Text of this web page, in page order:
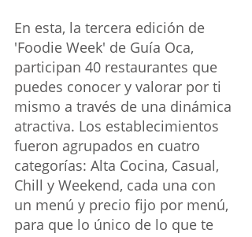
En esta, la tercera edición de
'Foodie Week' de Guía Oca,
participan 40 restaurantes que
puedes conocer y valorar por ti
mismo a través de una dinámica
atractiva. Los establecimientos
fueron agrupados en cuatro
categorías: Alta Cocina, Casual,
Chill y Weekend, cada una con
un menú y precio fijo por menú,
para que lo único de lo que te